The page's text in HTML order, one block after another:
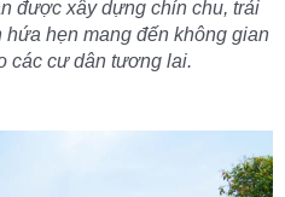
được xây dựng chỉn chu, trải
hẹn mang đến không gian
các cư dân tương lai.